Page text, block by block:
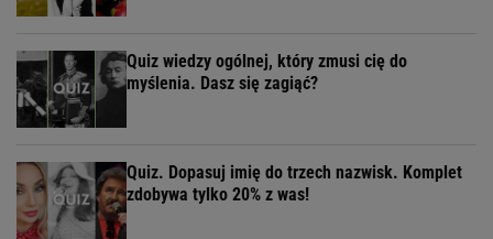
Quiz wiedzy ogólnej, który zmusi cię do
myślenia. Dasz się zagiąć?
Quiz. Dopasuj imię do trzech nazwisk. Komplet
zdobywa tylko 20% z was!